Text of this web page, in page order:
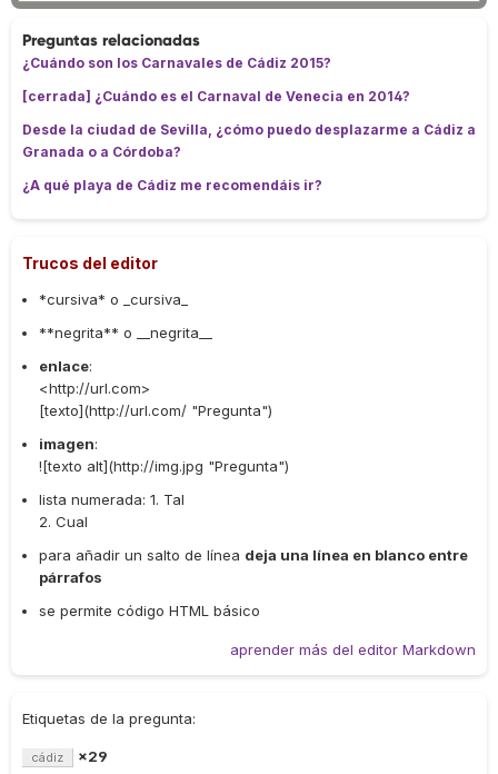
Preguntas relacionadas
¿Cuándo son los Carnavales de Cádiz 2015?
[cerrada] ¿Cuándo es el Carnaval de Venecia en 2014?
Desde la ciudad de Sevilla, ¿cómo puedo desplazarme a Cádiz a
Granada o a Córdoba?
¿A qué playa de Cádiz me recomendáis ir?
Trucos del editor
*cursiva* o _cursiva_
**negrita** o __negrita__
enlace:
<http://url.com>
[texto](http://url.com/ "Pregunta")
imagen:
![texto alt](http://img.jpg "Pregunta")
lista numerada: 1. Tal
2. Cual
para añadir un salto de línea deja una línea en blanco entre
párrafos
se permite código HTML básico
aprender más del editor Markdown
Etiquetas de la pregunta:
cádiz ×29